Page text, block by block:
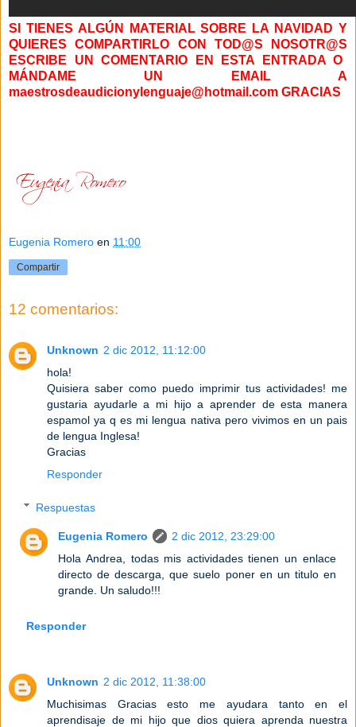
SI TIENES ALGÚN MATERIAL SOBRE LA NAVIDAD Y
QUIERES COMPARTIRLO CON TOD@S
NOSOTR@S
ESCRIBE UN COMENTARIO EN ESTA ENTRADA O
MÁNDAME UN EMAIL A
maestrosdeaudicionylenguaje@hotmail.com GRACIAS
Eugenia Romero en 11:00
Compartir
12 comentarios:
Unknown 2 dic 2012, 11:12:00
hola!
Quisiera saber como puedo imprimir tus actividades! me
gustaria ayudarle a mi hijo a aprender de esta manera
espamol ya q es mi lengua nativa pero vivimos en un pais
de lengua Inglesa!
Gracias
Responder
Respuestas
Eugenia Romero
2 dic 2012, 23:29:00
Hola Andrea, todas mis actividades tienen un enlace
directo de descarga, que suelo poner en un titulo en
grande. Un saludo!!!
Responder
Unknown 2 dic 2012, 11:38:00
Muchisimas Gracias esto me ayudara tanto en el
aprendisaje de mi hijo que dios quiera aprenda nuestra